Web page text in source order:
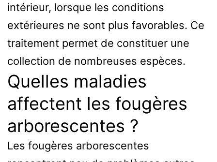
intérieur, lorsque les conditions
extérieures ne sont plus favorables. Ce
traitement permet de constituer une
collection de nombreuses espèces.
Quelles maladies
affectent les fougères
arborescentes ?
Les fougères arborescentes